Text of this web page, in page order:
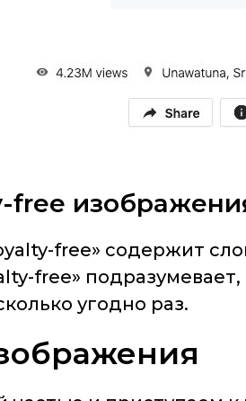
free» содержит
free»
угодно раз.